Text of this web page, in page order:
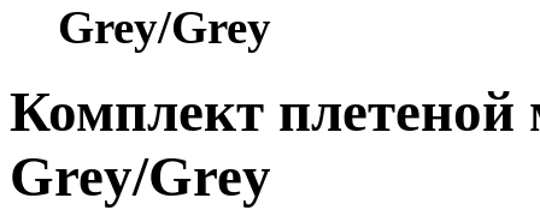
Grey/Grey
Комплект плетеной
Grey/Grey